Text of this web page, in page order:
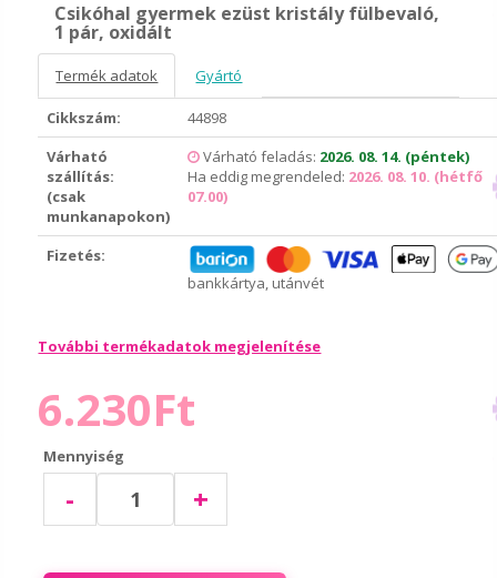
Csikóhal gyermek ezüst kristály fülbevaló,
1 pár, oxidált
Termék adatok Gyártó
Cikkszám:
44898
Várható
szállítás:
(csak
munkanapokon)
Várható feladás: 2026. 08. 14. (péntek)
Ha eddig megrendeled: 2026. 08. 10. (hétfő
07.00)
Fizetés:
bankkártya, utánvét
További termékadatok megjelenítése
6.230Ft
Mennyiség
- +